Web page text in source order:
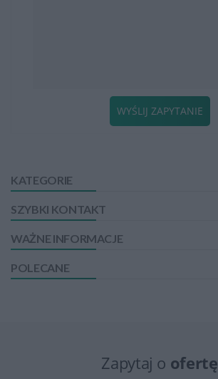
KATEGORIE
SZYBKI KONTAKT
WAŻNE INFORMACJE
POLECANE
WYŚLIJ ZAPYTANIE
Zapytaj o ofertę